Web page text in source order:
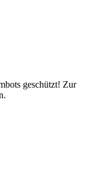
geschützt! Zur